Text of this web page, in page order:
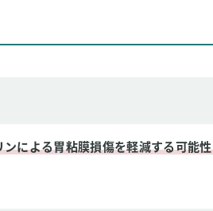
による胃粘膜損傷を軽減する可能性